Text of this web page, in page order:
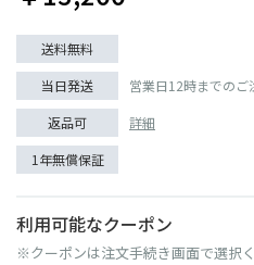
送料無料
当日発送
営業日12時までのご
返品可
詳細
1年無償保証
利用可能なクーポン
※クーポンは注文手続き画面で選択く